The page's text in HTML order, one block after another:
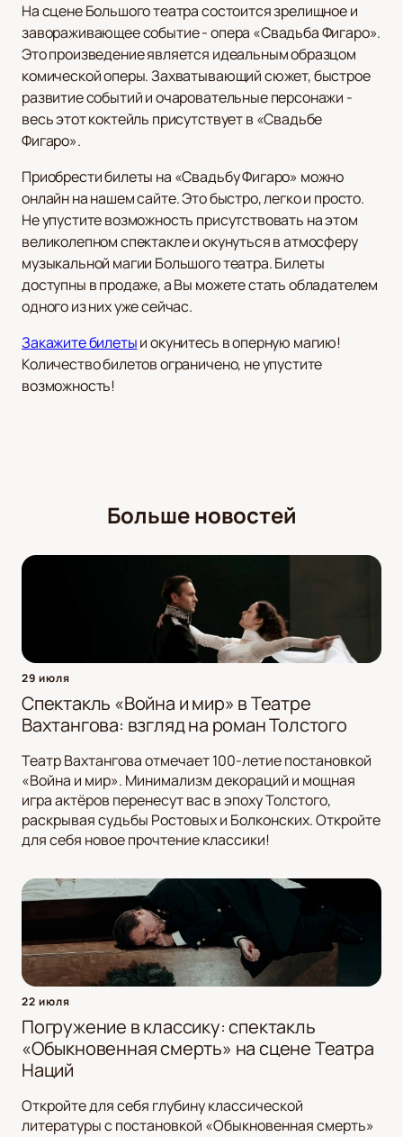
На сцене Большого театра состоится зрелищное и
завораживающее событие - опера «Свадьба Фигаро».
Это произведение является идеальным образцом
комической оперы. Захватывающий сюжет, быстрое
развитие событий и очаровательные персонажи -
весь этот коктейль присутствует в «Свадьбе
Фигаро».
Приобрести билеты на «Свадьбу Фигаро» можно
онлайн на нашем сайте. Это быстро, легко и просто.
Не упустите возможность присутствовать на этом
великолепном спектакле и окунуться в атмосферу
музыкальной магии Большого театра. Билеты
доступны в продаже, а Вы можете стать обладателем
одного из них уже сейчас.
Закажите билетыи окунитесь в оперную магию!
Количество билетов ограничено, не упустите
возможность!
Больше новостей
29 июля
Спектакль «Война и мир» в Театре
Вахтангова: взгляд на роман Толстого
Театр Вахтангова отмечает 100-летие постановкой
«Война и мир». Минимализм декораций и мощная
игра актёров перенесут вас в эпоху Толстого,
раскрывая судьбы Ростовых и Болконских. Откройте
для себя новое прочтение классики!
22 июля
Погружение в классику: спектакль
«Обыкновенная смерть» на сцене Театра
Наций
Откройте для себя глубину классической
литературы с постановкой «Обыкновенная смерть»